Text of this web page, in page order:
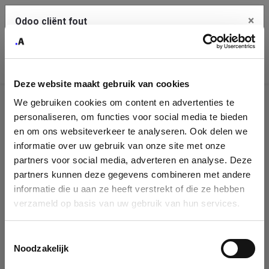
Deze website maakt gebruik van cookies
We gebruiken cookies om content en advertenties te
personaliseren, om functies voor social media te bieden
en om ons websiteverkeer te analyseren. Ook delen we
informatie over uw gebruik van onze site met onze
partners voor social media, adverteren en analyse. Deze
partners kunnen deze gegevens combineren met andere
informatie die u aan ze heeft verstrekt of die ze hebben
verzameld op basis van uw gebruik van hun services.
Noodzakelijk
Identificatie
onderneming
Please fill in your company details
You can search a company in our database by name, VAT or
enterprise ID. When a company is selected it will auto-complete the
form. If you don't find your company in our database, you can create
Odoo cliënt fout ×
klembord
Je dient de kopieer knop te gebruiken om de fout te melden
aan support.
Bekijk details